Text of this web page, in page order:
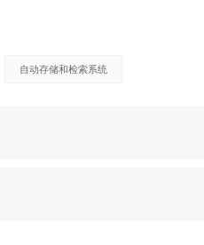
自动存储和检索系统